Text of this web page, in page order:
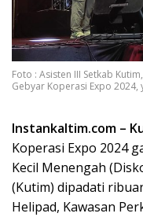
Foto : Asisten III Setkab
Gebyar Koperasi Expo
Instankaltim.com –
Koperasi Expo 2024
Kecil Menengah
(Kutim) dipadati
Helipad, Kawasan